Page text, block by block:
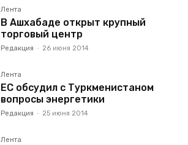
Лента
В Ашхабаде открыт крупный
торговый центр
Редакция - 26 июня 2014
Лента
ЕС обсудил с Туркменистаном
вопросы энергетики
Редакция - 25 июня 2014
Лента